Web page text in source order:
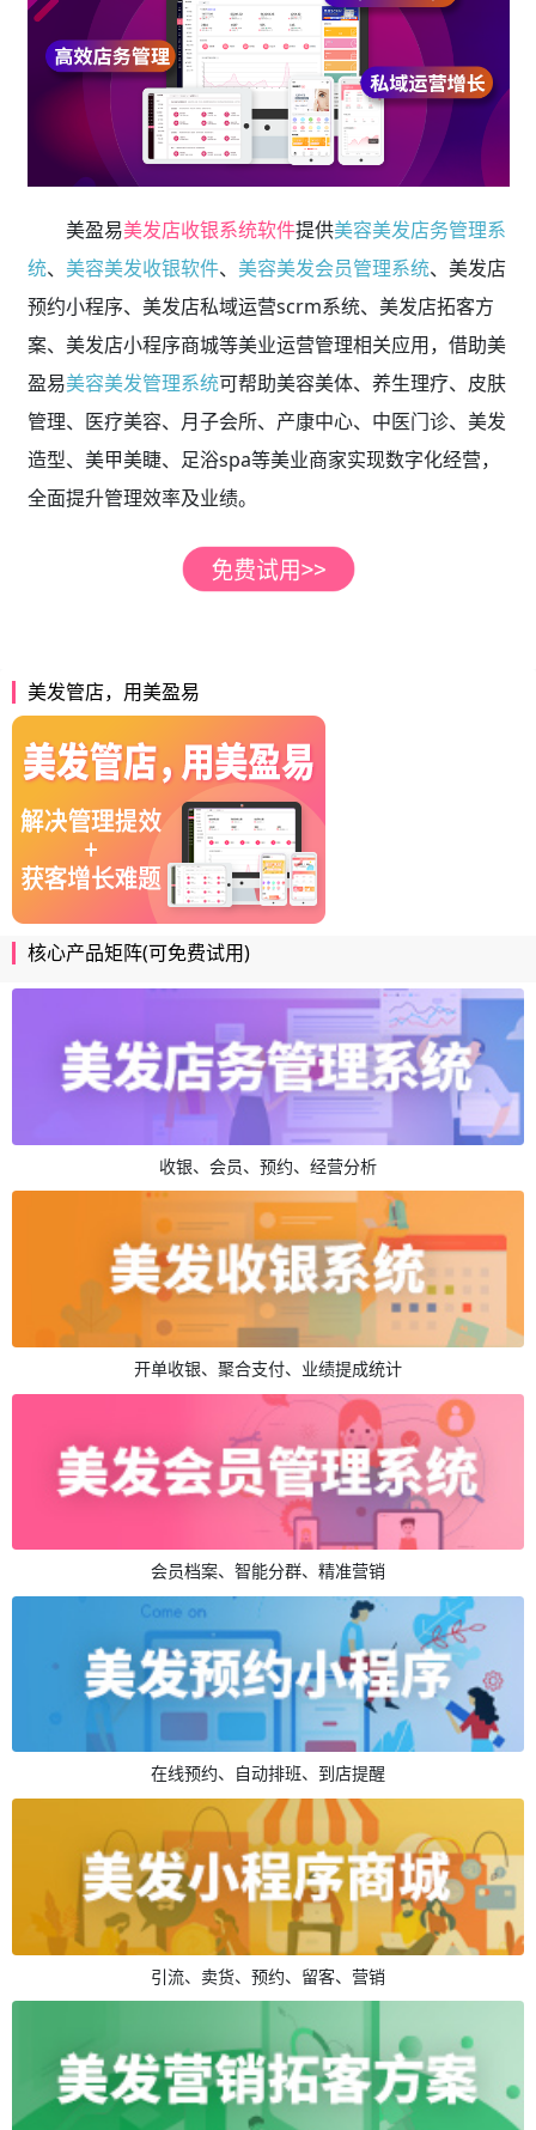
美盈易美发店收银系统软件提供美容美发店务管理系
统、 美容美发收银软件、 美容美发会员管理系统、美发店
预约小程序、美发店私域运营scrm系统、美发店拓客方
案、美发店小程序商城等美业运营管理相关应用，借助美
盈易美容美发管理系统可帮助美容美体、养生理疗、皮肤
管理、医疗美容、月子会所、产康中心、中医门诊、美发
造型、美甲美睫、足浴spa等美业商家实现数字化经营，
全面提升管理效率及业绩。
美发管店，用美盈易
核心产品矩阵(可免费试用)
收银、会员、预约、经营分析
开单收银、聚合支付、业绩提成统计
会员档案、智能分群、精准营销
在线预约、自动排班、到店提醒
引流、卖货、预约、留客、营销